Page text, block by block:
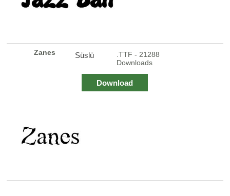
Zanes Süslü
.TTF - 21288
Downloads
Download